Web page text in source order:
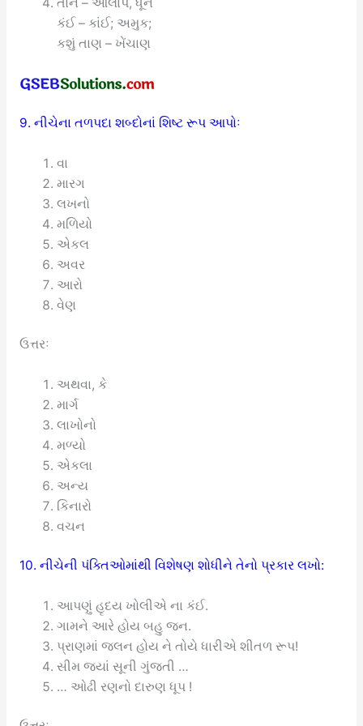
કંઈ – કાંઈ; અમુક;
કશું તાણ – ખેંચાણ
9. નીચેના તળપદા શબ્દોનાં શિષ્ટ રૂપ આપોઃ
વા
મારગ
લખનો
મળિયો
એકલ
અવર
આરો
વેણ
ઉત્તરઃ
અથવા, કે
માર્ગ
લાખોનો
મળ્યો
એકલા
અન્ય
કિનારો
વચન
10. નીચેની પંક્તિઓમાંથી વિશેષણ શોધીને તેનો પ્રકાર લખો:
આપણું હૃદય ખોલીએ ના કંઈ.
ગામને આરે હોય બહુ જન.
પ્રાણમાં જલન હોય ને તોયે ધારીએ શીતળ રૂપ!
સીમ જ્યાં સૂની ગુંજતી …
… ઓઢી રણનો દારુણ ધૂપ !